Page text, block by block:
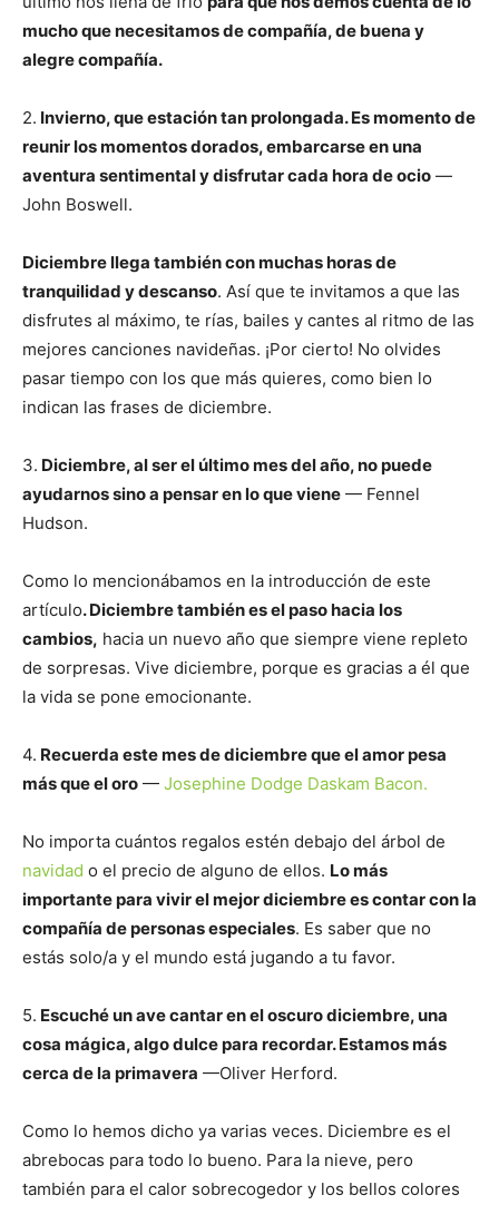
mucho que necesitamos de compañía, de buena y
alegre compañía.
2. Invierno, que estación tan prolongada. Es momento de
reunir los momentos dorados, embarcarse en una
aventura sentimental y disfrutar cada hora de ocio —
John Boswell.
Diciembre llega también con muchas horas de
tranquilidad y descanso. Así que te invitamos a que las
disfrutes al máximo, te rías, bailes y cantes al ritmo de las
mejores canciones navideñas. ¡Por cierto! No olvides
pasar tiempo con los que más quieres, como bien lo
indican las frases de diciembre.
3. Diciembre, al ser el último mes del año, no puede
ayudarnos sino a pensar en lo que viene — Fennel
Hudson.
Como lo mencionábamos en la introducción de este
artículo. Diciembre también es el paso hacia los
cambios, hacia un nuevo año que siempre viene repleto
de sorpresas. Vive diciembre, porque es gracias a él que
la vida se pone emocionante.
4. Recuerda este mes de diciembre que el amor pesa
más que el oro — Josephine Dodge Daskam Bacon.
No importa cuántos regalos estén debajo del árbol de
navidad o el precio de alguno de ellos. Lo más
importante para vivir el mejor diciembre es contar con la
compañía de personas especiales. Es saber que no
estás solo/a y el mundo está jugando a tu favor.
5. Escuché un ave cantar en el oscuro diciembre, una
cosa mágica, algo dulce para recordar. Estamos más
cerca de la primavera —Oliver Herford.
Como lo hemos dicho ya varias veces. Diciembre es el
abrebocas para todo lo bueno. Para la nieve, pero
también para el calor sobrecogedor y los bellos colores